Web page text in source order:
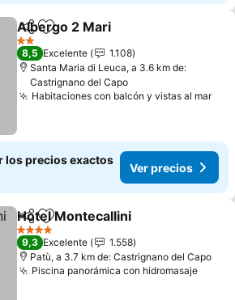
CompartirAgregar a favoritos
Albergo 2 Mari
2 Estrellas
8,5 Excelente
1.108
Santa Maria di Leuca, a 3.6 km de:
Castrignano del Capo
Habitaciones con balcón y vistas al mar
los precios exactos
Ver precios
CompartirAgregar a favoritos
Hotel Montecallini
4 Estrellas
9,3 Excelente
1.558
Patù, a 3.7 km de: Castrignano del Capo
Piscina panorámica con hidromasajeVer